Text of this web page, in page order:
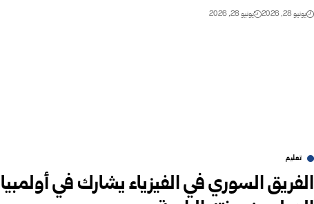
يونيو 28, 2026 يونيو 28, 2026
تعليم